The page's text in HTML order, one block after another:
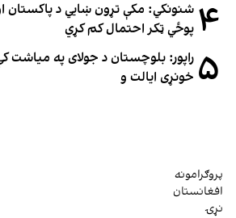
۴ شنونکي: مکې تړون ښايي د پاکستان
پوځي ټکر احتمال کم کړي
۵ راپور: بلوچستان د جولای په میاشت
خونړی ایالت و
پروګرامونه
افغانستان
نړۍ